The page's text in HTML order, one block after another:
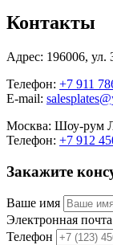
Контакты
Адрес: 196006, ул.
Телефон: +7 911
E-mail:
Москва: Шоу-рум
Телефон: +7 912
Закажите
Ваше имя
Электронная почта
Телефон